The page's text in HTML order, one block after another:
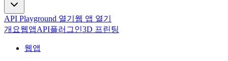
API Playground 열기 웹 앱 열기
개요웹앱API플러그인3D 프린팅
웹앱